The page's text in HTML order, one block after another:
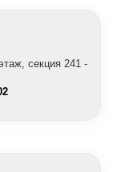
секция 241 -